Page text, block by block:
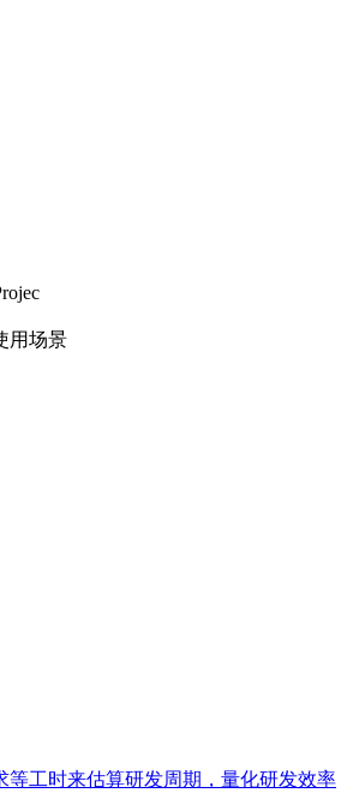
用场景
工时来估算研发周期，量化研发效率